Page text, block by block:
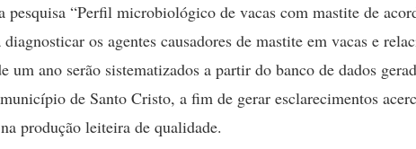
pesquisa “Perfil microbiológico de vacas com mastite de
os agentes causadores de mastite em vacas e
um ano serão sistematizados a partir do banco de dados
de Santo Cristo, a fim de gerar esclarecimentos
produção leiteira de qualidade.